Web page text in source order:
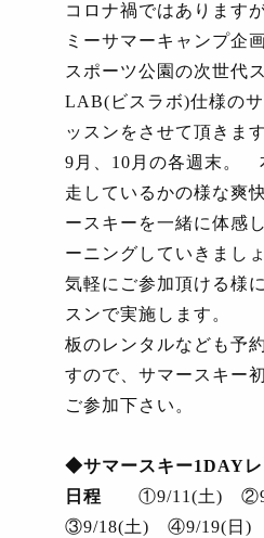
コロナ禍ではあります
ミーサマーキャンプ企
スポーツ公園の次世代
LAB( ビスラボ)仕様の
ッスンをさせて頂きます
9 月、 10 月の各週末。
走しているかの様な爽
ースキーを一緒に体感
ーニングしていきましょ
気軽にご参加頂ける様
スンで実施します。
板のレンタルなども予
すので、サマースキー
ご参加下さい。
◆サマースキー1DAY
日程 ①9/11(土) ②
③9/18(土) ④9/19( 日)